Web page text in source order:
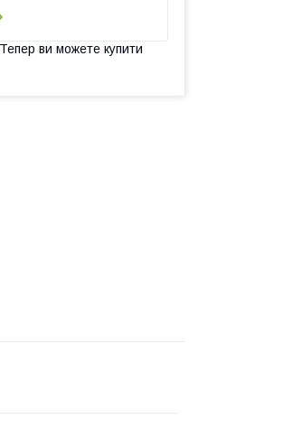
Тепер ви можете купити